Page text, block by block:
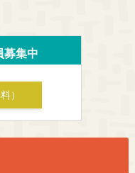
募集中
）